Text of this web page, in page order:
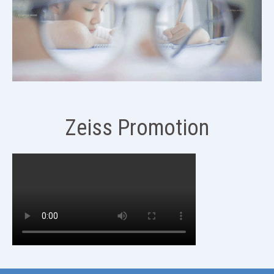
Zeiss Promotion